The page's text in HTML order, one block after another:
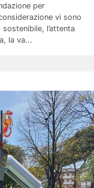
per
vi sono
l’attenta
la va...